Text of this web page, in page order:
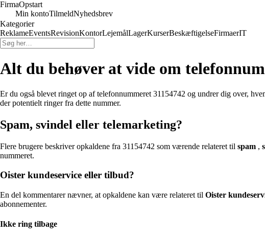
FirmaOpstart
Min kontoTilmeldNyhedsbrev
Kategorier
ReklameEventsRevisionKontorLejemålLagerKurserBeskæftigelseFirmaerIT
Alt du behøver at vide om
Er du også blevet ringet op af telefonnummeret 31154742 og undrer dig over,
der potentielt ringer fra dette nummer.
Spam, svindel eller telemarketing?
Flere brugere beskriver opkaldene fra 31154742 som værende relateret til spam ,
nummeret.
Oister kundeservice eller tilbud?
En del kommentarer nævner, at opkaldene kan være relateret til Oister
abonnementer.
Ikke ring tilbage